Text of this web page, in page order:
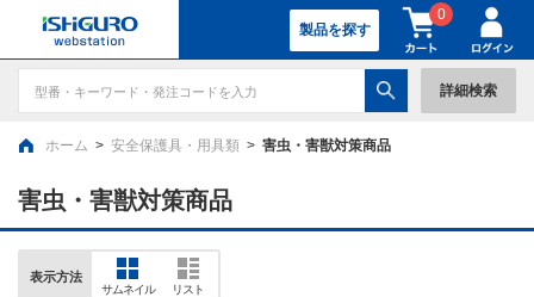
製品を探す
0
詳細検索
ホーム > 安全保護具・用具類 > 害虫・害獣対策商品
害虫・害獣対策商品
表示方法
サムネイル リスト